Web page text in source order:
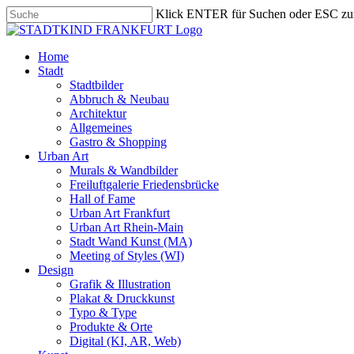
Skip
to
content
Klick ENTER für Suchen oder ESC
Close
search
Menu
Home
Stadt
Stadtbilder
Abbruch & Neubau
Architektur
Allgemeines
Gastro & Shopping
Urban Art
Murals & Wandbilder
Freiluftgalerie Friedensbrücke
Hall of Fame
Urban Art Frankfurt
Urban Art Rhein-Main
Stadt Wand Kunst (MA)
Meeting of Styles (WI)
Design
Grafik & Illustration
Plakat & Druckkunst
Typo & Type
Produkte & Orte
Digital (KI, AR, Web)